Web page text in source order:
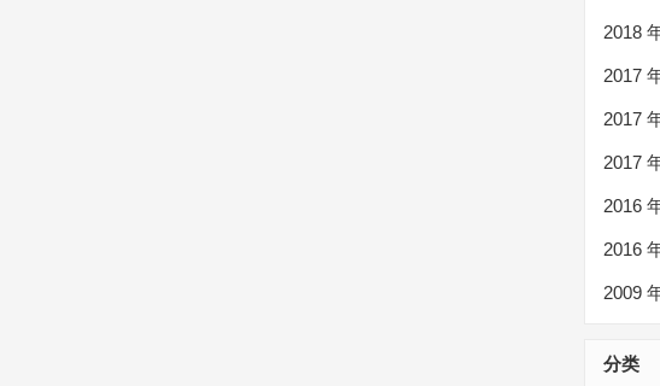
2018
2017
2017
2017
2016
2016
2009
分类